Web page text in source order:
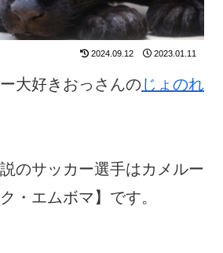
2024.09.12 2023.01.11
大好きおっさんの じょのれ
のサッカー選手はカメルー
・エムボマ】です。